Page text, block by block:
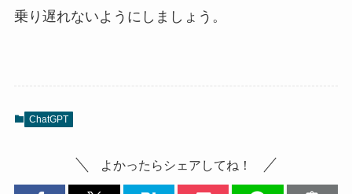
乗り遅れないようにしましょう。
ChatGPT
よかったらシェアしてね！